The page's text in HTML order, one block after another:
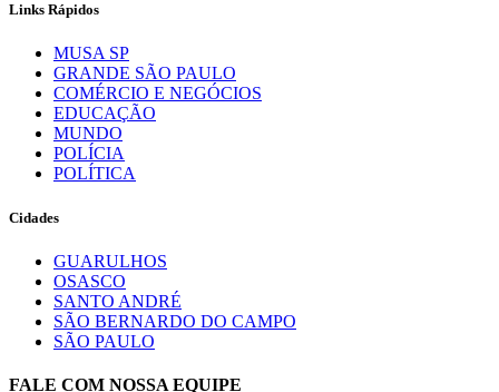
Links Rápidos
MUSA SP
GRANDE SÃO PAULO
COMÉRCIO E NEGÓCIOS
EDUCAÇÃO
MUNDO
POLÍCIA
POLÍTICA
Cidades
GUARULHOS
OSASCO
SANTO ANDRÉ
SÃO BERNARDO DO CAMPO
SÃO PAULO
FALE COM NOSSA EQUIPE